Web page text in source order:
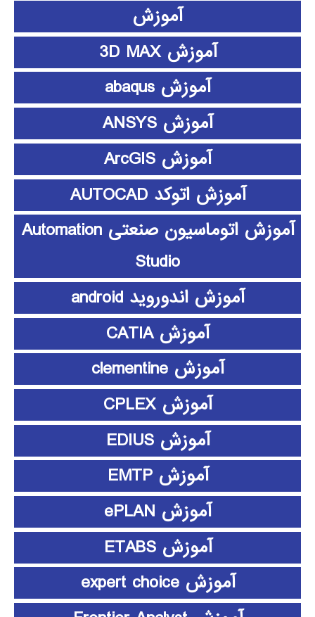
آموزش
آموزش 3D MAX
آموزش abaqus
آموزش ANSYS
آموزش ArcGIS
آموزش اتوکد AUTOCAD
آموزش اتوماسیون صنعتی Automation
Studio
آموزش اندوروید android
آموزش CATIA
آموزش clementine
آموزش CPLEX
آموزش EDIUS
آموزش EMTP
آموزش ePLAN
آموزش ETABS
آموزش expert choice